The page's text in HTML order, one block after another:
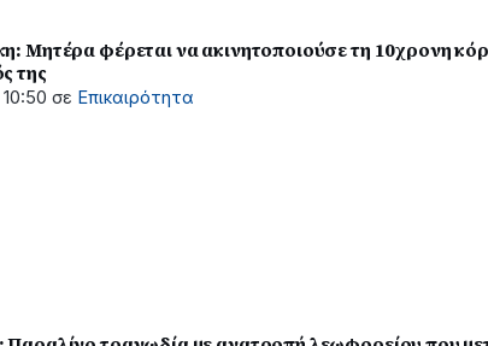
Μητέρα φέρεται να ακινητοποιούσε τη 10χρονη
της
σε Επικαιρότητα